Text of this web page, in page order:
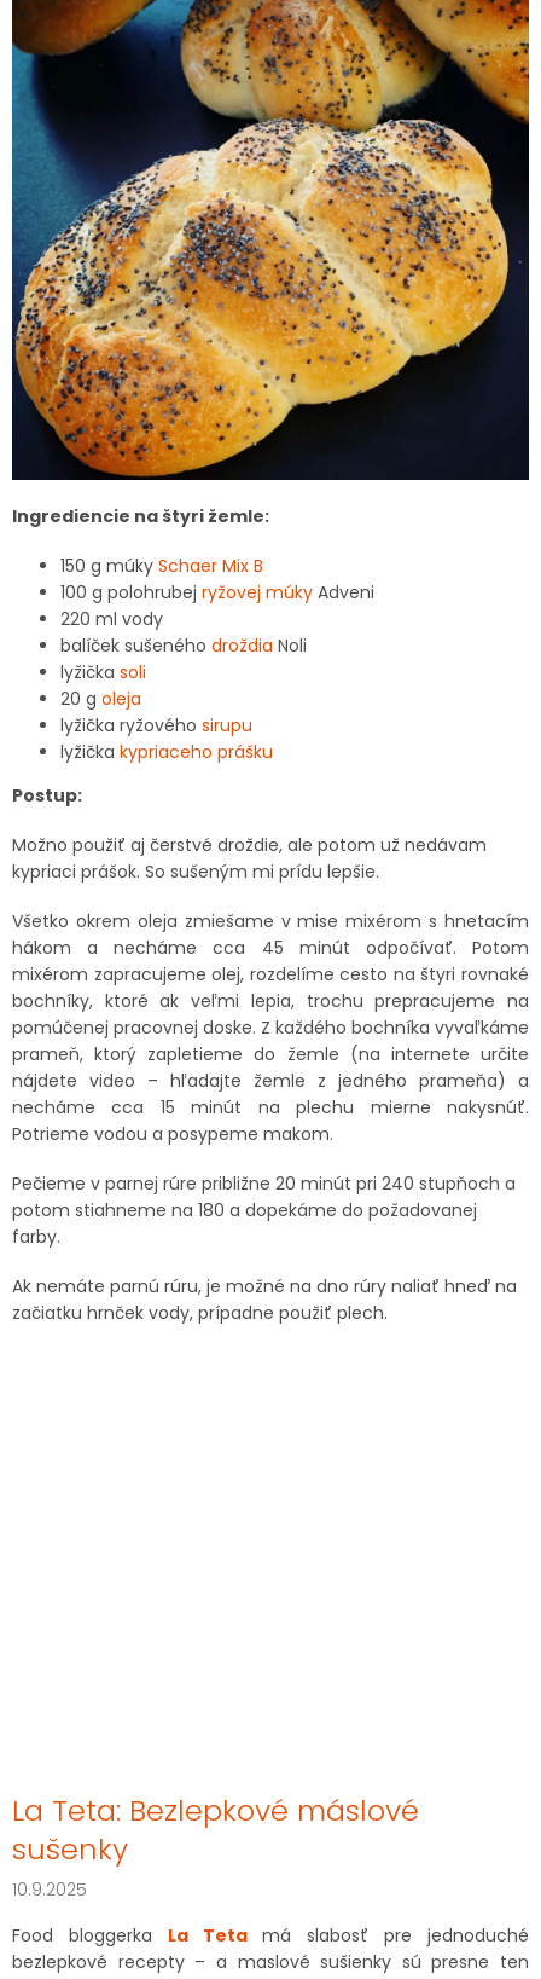
Ingrediencie na štyri žemle:
150 g múky Schaer Mix B
100 g polohrubej ryžovej múky Adveni
220 ml vody
balíček sušeného droždia Noli
lyžička soli
20 g oleja
lyžička ryžového sirupu
lyžička kypriaceho prášku
Postup:
Možno použiť aj čerstvé droždie, ale potom už nedávam
kypriaci prášok. So sušeným mi prídu lepšie.
Všetko okrem oleja zmiešame v mise mixérom s hnetacím
hákom a necháme cca 45 minút odpočívať. Potom
mixérom zapracujeme olej, rozdelíme cesto na štyri rovnaké
bochníky, ktoré ak veľmi lepia, trochu prepracujeme na
pomúčenej pracovnej doske. Z každého bochníka vyvaľkáme
prameň, ktorý zapletieme do žemle (na internete určite
nájdete video – hľadajte žemle z jedného prameňa) a
necháme cca 15 minút na plechu mierne nakysnúť.
Potrieme vodou a posypeme makom.
Pečieme v parnej rúre približne 20 minút pri 240 stupňoch a
potom stiahneme na 180 a dopekáme do požadovanej
farby.
Ak nemáte parnú rúru, je možné na dno rúry naliať hneď na
začiatku hrnček vody, prípadne použiť plech.
La Teta: Bezlepkové máslové
sušenky
10.9.2025
Food bloggerka La Tetamá slabosť pre jednoduché
bezlepkové recepty – a maslové sušienky sú presne ten